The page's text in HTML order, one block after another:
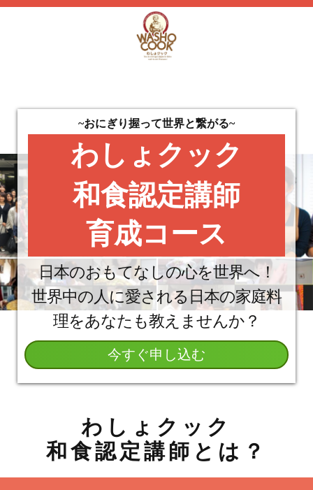
~おにぎり握って世界と繋がる~
わしょクック
和食認定講師
育成コース
日本のおもてなしの心を世界へ！
世界中の人に愛される日本の家庭料
理をあなたも教えませんか？
今すぐ申し込む
わしょクック
和食認定講師とは？